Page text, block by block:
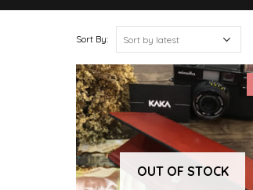
Sort By:
OUT OF STOCK